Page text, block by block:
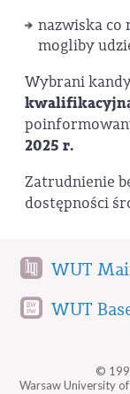
nazwiska co
mogliby
Wybrani
2025 r.
Zatrudnienie
dostępności
WUT
WUT
©
Warsaw University